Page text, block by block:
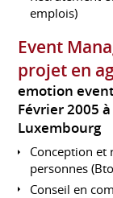
emplois)
Event
projet en
emotion
Février 2005
Luxembourg
Conception et
personnes
Conseil en